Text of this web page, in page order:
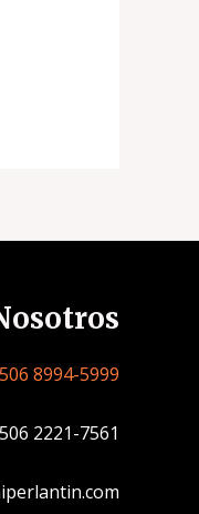
8994-5999
2221-7561